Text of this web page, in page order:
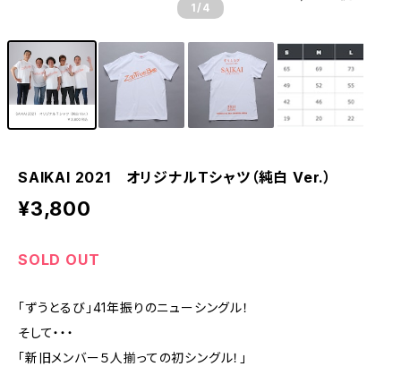
1 /4
SAIKAI 2021 オリジナルTシャツ（純白 Ver.）
¥3,800
SOLD OUT
「ずうとるび」41年振りのニューシングル！
そして・・・
「新旧メンバー５人揃っての初シングル！」